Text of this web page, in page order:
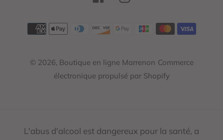
Moyens
© 2026, Boutique en ligne Marrenon Commerce
électronique propulsé par Shopify
L'abus d'alcool est dangereux pour la santé, a